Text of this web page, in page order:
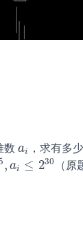
数 ai
ai ，求有多
, ai ≤ 230
i≤230
（